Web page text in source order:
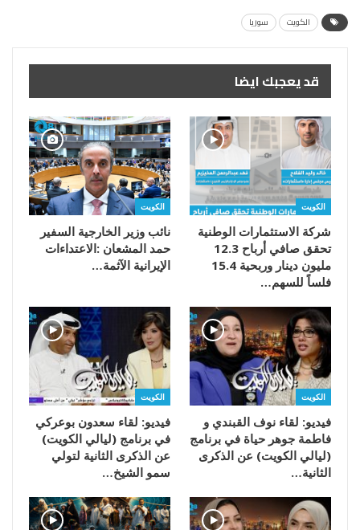
الكويت سوريا
قد يعجبك ايضا
الكويت
شركة الاستثمارات الوطنية
تحقق صافي أرباح 12.3
مليون دينار وربحية 15.4
فلساً للسهم…
الكويت
‬الإيرانية‭ ‬الآثمة‭…
الكويت
فيديو: لقاء نوف القبندي و
فاطمة جوهر حياة في برنامج
(ليالي الكويت) عن الذكرى
الثانية…
الكويت
فيديو: لقاء سعدون بوعركي
في برنامج (ليالي الكويت)
عن الذكرى الثانية لتولي
سمو الشيخ…